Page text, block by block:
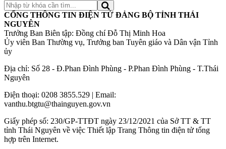
CỔNG THÔNG TIN ĐIỆN TỬ ĐẢNG BỘ TỈNH THÁI
NGUYÊN
Trưởng Ban Biên tập: Đồng chí Đỗ Thị Minh Hoa
Ủy viên Ban Thường vụ, Trưởng ban Tuyên giáo và Dân vận Tỉnh
ủy
Địa chỉ: Số 28 - Đ.Phan Đình Phùng - P.Phan Đình Phùng - T.Thái
Nguyên
Điện thoại: 0208 3855.529 | Email:
vanthu.btgtu@thainguyen.gov.vn
Giấy phép số: 230/GP-TTĐT ngày 23/12/2021 của Sở TT & TT
tỉnh Thái Nguyên về việc Thiết lập Trang Thông tin điện tử tổng
hợp trên Internet.